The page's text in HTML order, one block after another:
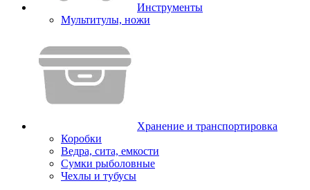
Инструменты
Мультитулы, ножи
Хранение и транспортировка
Коробки
Ведра, сита, емкости
Сумки рыболовные
Чехлы и тубусы